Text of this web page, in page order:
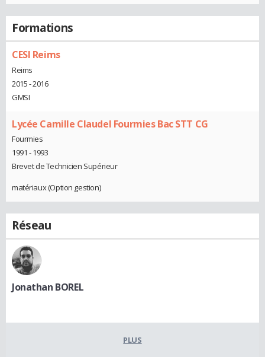
Formations
CESI Reims
Reims
2015 - 2016
GMSI
Lycée Camille Claudel Fourmies Bac STT CG
Fourmies
1991 - 1993
Brevet de Technicien Supérieur
matériaux (Option gestion)
Réseau
Jonathan BOREL
PLUS